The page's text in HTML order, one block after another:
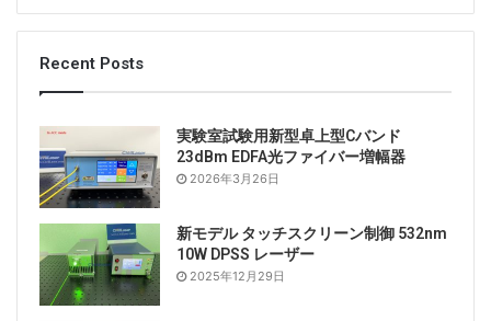
:
Recent Posts
実験室試験用新型卓上型Cバンド
23dBm EDFA光ファイバー増幅器
2026年3月26日
新モデル タッチスクリーン制御 532nm
10W DPSS レーザー
2025年12月29日